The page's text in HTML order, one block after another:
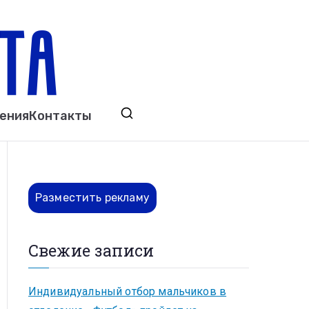
Выкса. Муром. Кулебаки. Навашино,
Контакты
Разместить рекламу
Свежие записи
Индивидуальный отбор мальчиков в